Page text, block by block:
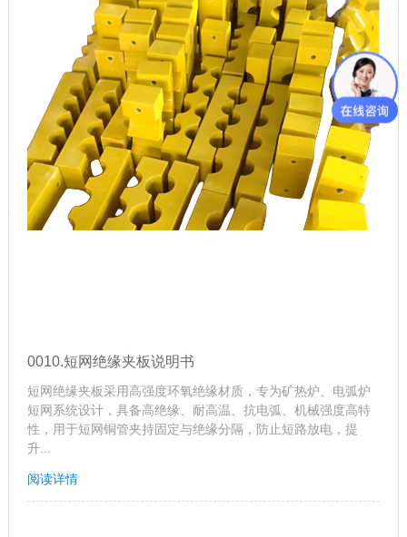
0010.短网绝缘夹板说明书
短网绝缘夹板采用高强度环氧绝缘材质，专为矿热炉、电弧炉
短网系统设计，具备高绝缘、耐高温、抗电弧、机械强度高特
性，用于短网铜管夹持固定与绝缘分隔，防止短路放电，提
升...
阅读详情